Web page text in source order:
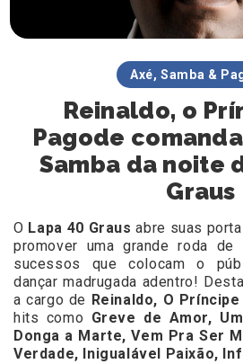
Axé, Samba &
Reinaldo, o
Pagode
Samba da noite
Graus
O Lapa 40 Graus abre suas
promover uma grande roda de
sucessos que colocam o
dançar madrugada adentro!
a cargo de Reinaldo, O
hits como Greve de Amor,
Donga a Marte, Vem Pra Ser
Verdade, Inigualável Paixão,